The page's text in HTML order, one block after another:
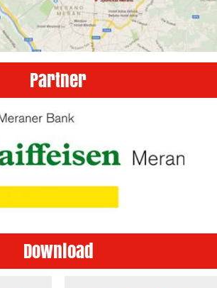
Partner
Download